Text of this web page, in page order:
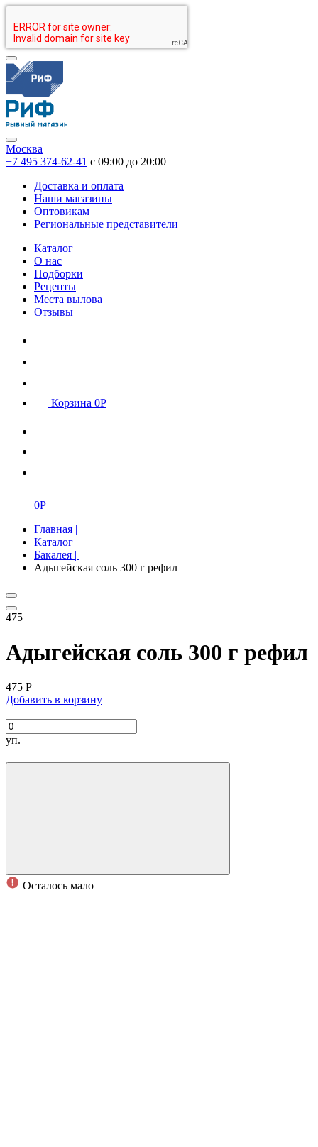
Москва
+7 495 374-62-41 c 09:00 до 20:00
Доставка и оплата
Наши магазины
Оптовикам
Региональные представители
Каталог
О нас
Подборки
Рецепты
Места вылова
Отзывы
Корзина 0Р
0Р
Главная |
Каталог |
Бакалея |
Адыгейская соль 300 г рефил
475
Адыгейская соль 300 г рефил
475 Р
Добавить в корзину
уп.
Осталось мало